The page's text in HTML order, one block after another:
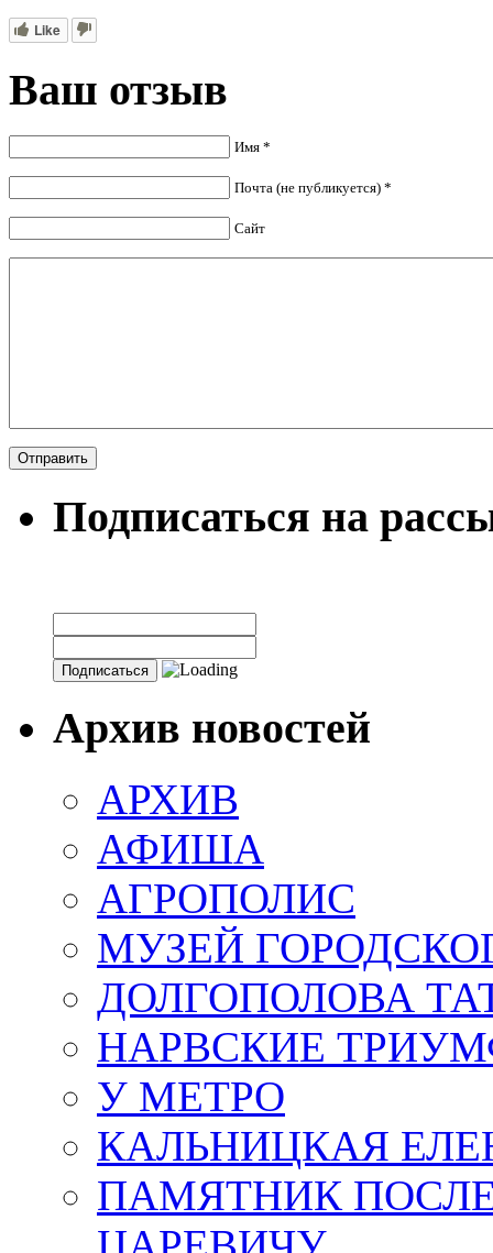
Like
Ваш отзыв
Имя *
Почта (не публикуется) *
Сайт
Подписаться на
Архив новостей
АРХИВ
АФИША
АГРОПОЛИС
МУЗЕЙ
ДОЛГОПОЛОВА
НАРВСКИЕ
У МЕТРО
КАЛЬНИЦКАЯ
ПАМЯТНИК